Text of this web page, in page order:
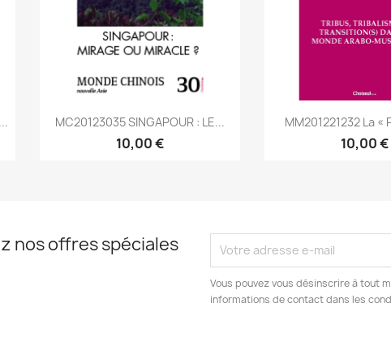
Aperçu rapide
MC20123035 SINGAPOUR : LE...
10,00 €
Aperçu
MM201221232 La «
10,00 €
nos offres spéciales
Vous pouvez vous désinscrire à tout
informations de contact dans les